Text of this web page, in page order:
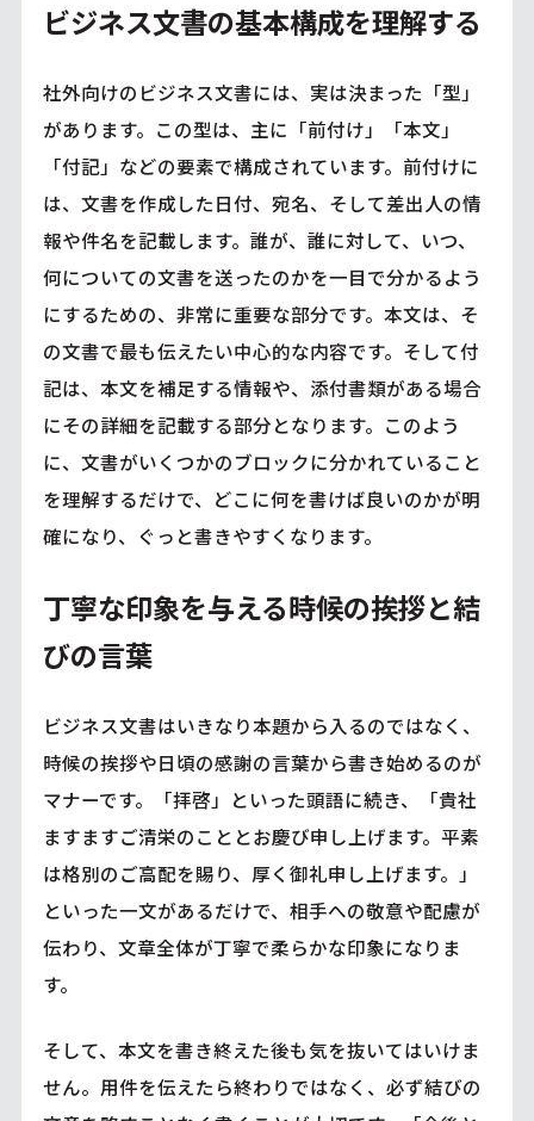
ビジネス文書の基本構成を理解する
社外向けのビジネス文書には、実は決まった「型」
があります。この型は、主に「前付け」「本文」
「付記」などの要素で構成されています。前付けに
は、文書を作成した日付、宛名、そして差出人の情
報や件名を記載します。誰が、誰に対して、いつ、
何についての文書を送ったのかを一目で分かるよう
にするための、非常に重要な部分です。本文は、そ
の文書で最も伝えたい中心的な内容です。そして付
記は、本文を補足する情報や、添付書類がある場合
にその詳細を記載する部分となります。このよう
に、文書がいくつかのブロックに分かれていること
を理解するだけで、どこに何を書けば良いのかが明
確になり、ぐっと書きやすくなります。
丁寧な印象を与える時候の挨拶と結
びの言葉
ビジネス文書はいきなり本題から入るのではなく、
時候の挨拶や日頃の感謝の言葉から書き始めるのが
マナーです。「拝啓」といった頭語に続き、「貴社
ますますご清栄のこととお慶び申し上げます。平素
は格別のご高配を賜り、厚く御礼申し上げます。」
といった一文があるだけで、相手への敬意や配慮が
伝わり、文章全体が丁寧で柔らかな印象になりま
す。
そして、本文を書き終えた後も気を抜いてはいけま
せん。用件を伝えたら終わりではなく、必ず結びの